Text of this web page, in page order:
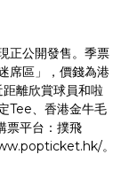
正公開發售。季票
席區」，價錢為港
離欣賞球員和啦
Tee、香港金牛毛
票平台：撲飛
。